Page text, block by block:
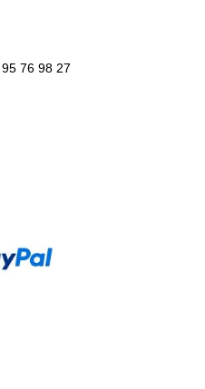
76 98 27